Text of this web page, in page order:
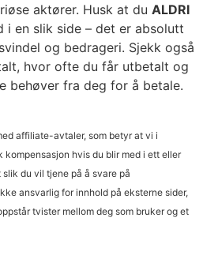
aktører. Husk at du ALDRI
i en slik side – det er absolutt
og bedrageri. Sjekk også
hvor ofte du får utbetalt og
behøver fra deg for å betale.
affiliate-avtaler, som betyr at vi i
kompensasjon hvis du blir med i ett eller
du vil tjene på å svare på
ansvarlig for innhold på eksterne sider,
tvister mellom deg som bruker og et